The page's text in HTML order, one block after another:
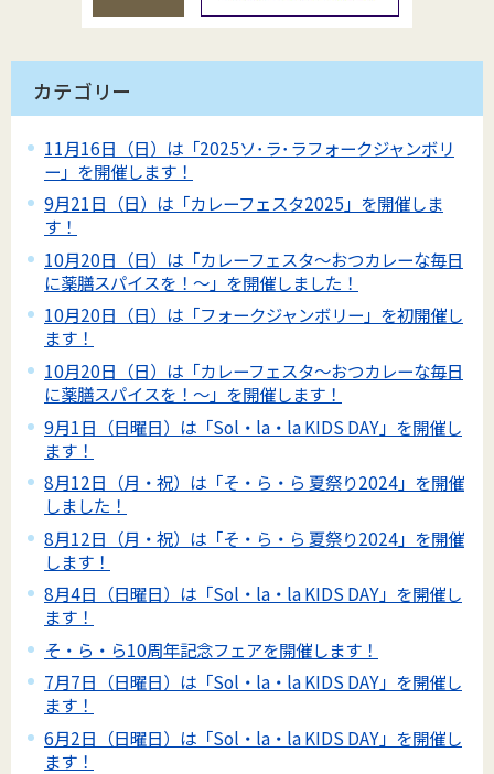
カテゴリー
11月16日（日）は「2025ソ･ラ･ラフォークジャンボリ
ー」を開催します！
9月21日（日）は「カレーフェスタ2025」を開催しま
す！
10月20日（日）は「カレーフェスタ～おつカレーな毎日
に薬膳スパイスを！～」を開催しました！
10月20日（日）は「フォークジャンボリー」を初開催し
ます！
10月20日（日）は「カレーフェスタ～おつカレーな毎日
に薬膳スパイスを！～」を開催します！
9月1日（日曜日）は「Sol・la・la KIDS DAY」を開催し
ます！
8月12日（月・祝）は「そ・ら・ら 夏祭り2024」を開催
しました！
8月12日（月・祝）は「そ・ら・ら 夏祭り2024」を開催
します！
8月4日（日曜日）は「Sol・la・la KIDS DAY」を開催し
ます！
そ・ら・ら10周年記念フェアを開催します！
7月7日（日曜日）は「Sol・la・la KIDS DAY」を開催し
ます！
6月2日（日曜日）は「Sol・la・la KIDS DAY」を開催し
ます！